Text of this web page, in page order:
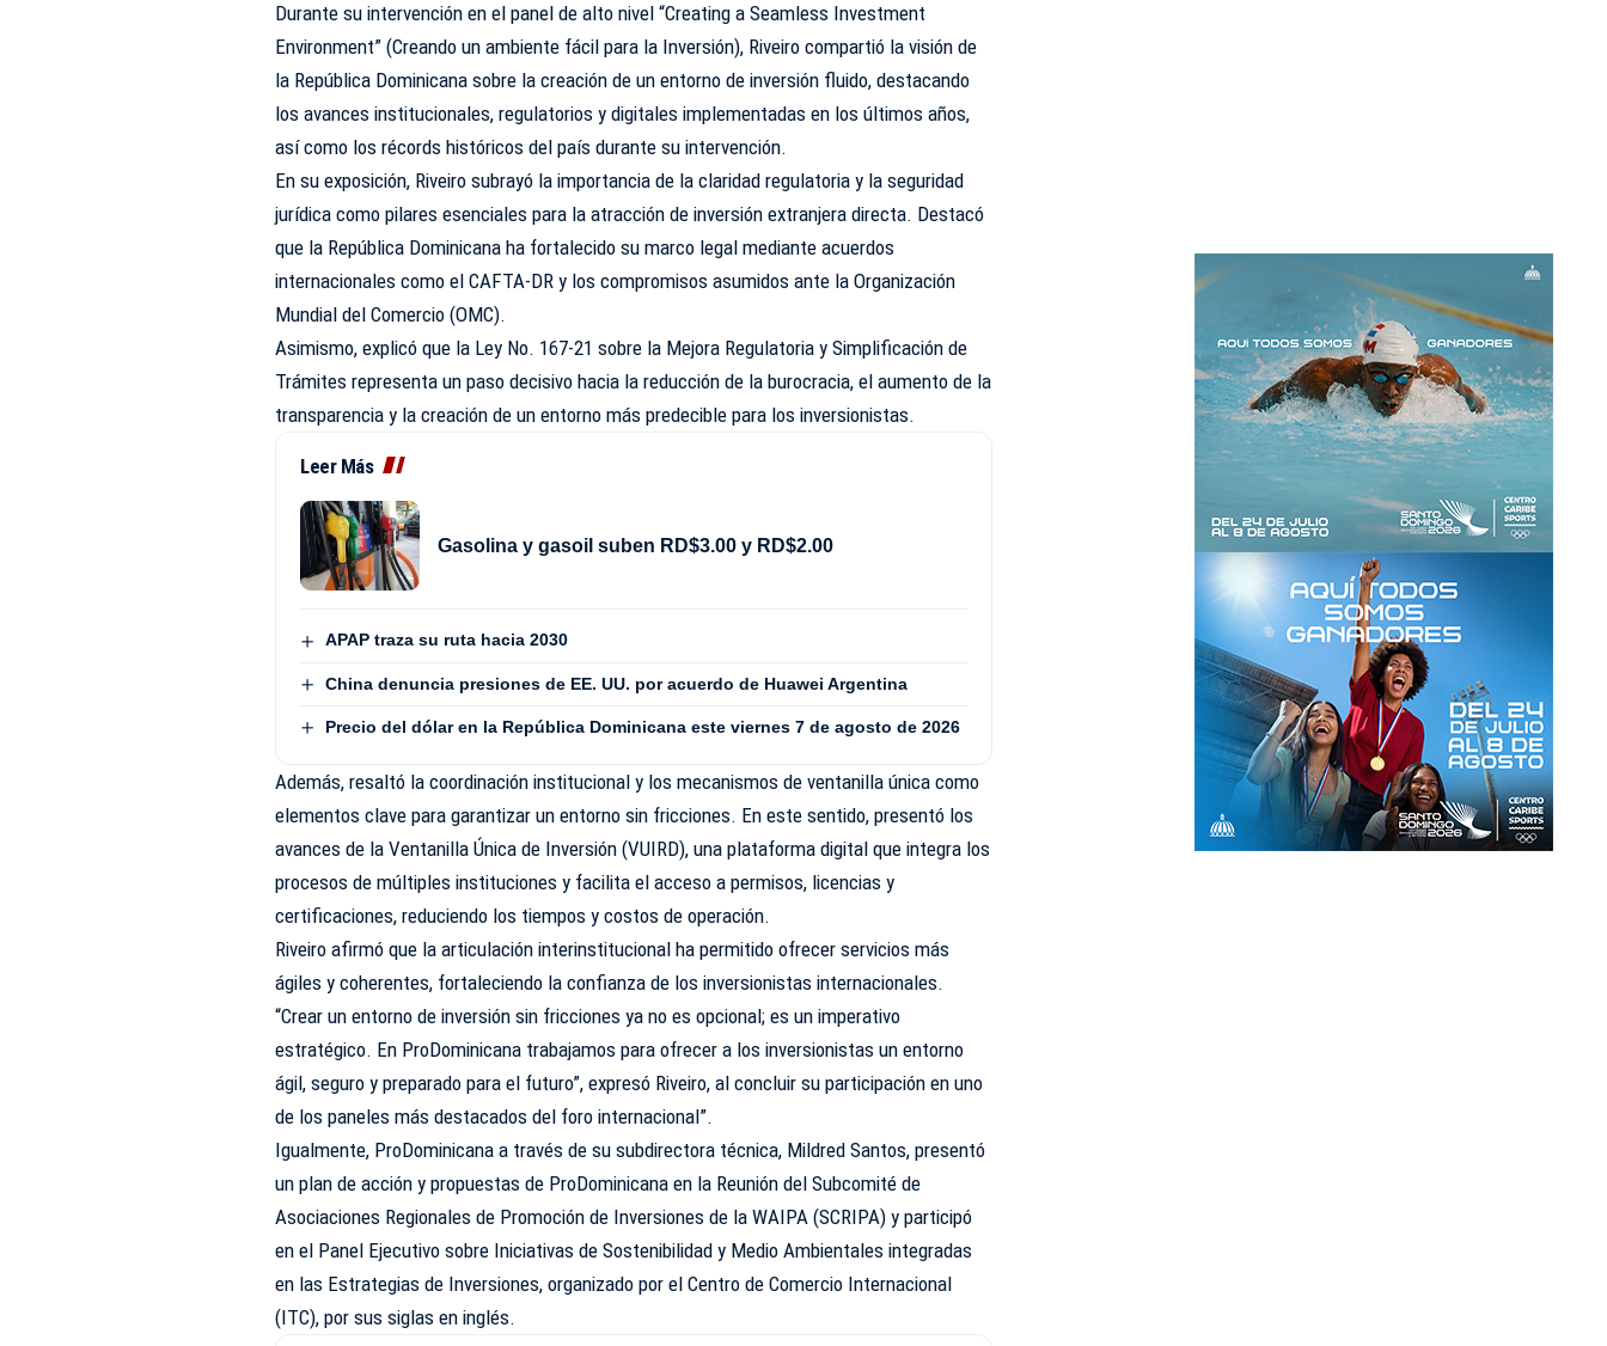
Durante su intervención en el panel de alto nivel “Creating a Seamless Investment
Environment” (Creando un ambiente fácil para la Inversión), Riveiro compartió la visión de
la República Dominicana sobre la creación de un entorno de inversión fluido, destacando
los avances institucionales, regulatorios y digitales implementadas en los últimos años,
así como los récords históricos del país durante su intervención.
En su exposición, Riveiro subrayó la importancia de la claridad regulatoria y la seguridad
jurídica como pilares esenciales para la atracción de inversión extranjera directa. Destacó
que la República Dominicana ha fortalecido su marco legal mediante acuerdos
internacionales como el CAFTA-DR y los compromisos asumidos ante la Organización
Mundial del Comercio (OMC).
Asimismo, explicó que la Ley No. 167-21 sobre la Mejora Regulatoria y Simplificación de
Trámites representa un paso decisivo hacia la reducción de la burocracia, el aumento de la
transparencia y la creación de un entorno más predecible para los inversionistas.
Leer Más
Gasolina y gasoil suben RD$3.00 y RD$2.00
APAP traza su ruta hacia 2030
China denuncia presiones de EE. UU. por acuerdo de Huawei Argentina
Precio del dólar en la República Dominicana este viernes 7 de agosto de 2026
Además, resaltó la coordinación institucional y los mecanismos de ventanilla única como
elementos clave para garantizar un entorno sin fricciones. En este sentido, presentó los
avances de la Ventanilla Única de Inversión (VUIRD), una plataforma digital que integra los
procesos de múltiples instituciones y facilita el acceso a permisos, licencias y
certificaciones, reduciendo los tiempos y costos de operación.
Riveiro afirmó que la articulación interinstitucional ha permitido ofrecer servicios más
ágiles y coherentes, fortaleciendo la confianza de los inversionistas internacionales.
“Crear un entorno de inversión sin fricciones ya no es opcional; es un imperativo
estratégico. En ProDominicana trabajamos para ofrecer a los inversionistas un entorno
ágil, seguro y preparado para el futuro”, expresó Riveiro, al concluir su participación en uno
de los paneles más destacados del foro internacional”.
Igualmente, ProDominicana a través de su subdirectora técnica, Mildred Santos, presentó
un plan de acción y propuestas de ProDominicana en la Reunión del Subcomité de
Asociaciones Regionales de Promoción de Inversiones de la WAIPA (SCRIPA) y participó
en el Panel Ejecutivo sobre Iniciativas de Sostenibilidad y Medio Ambientales integradas
en las Estrategias de Inversiones, organizado por el Centro de Comercio Internacional
(ITC), por sus siglas en inglés.